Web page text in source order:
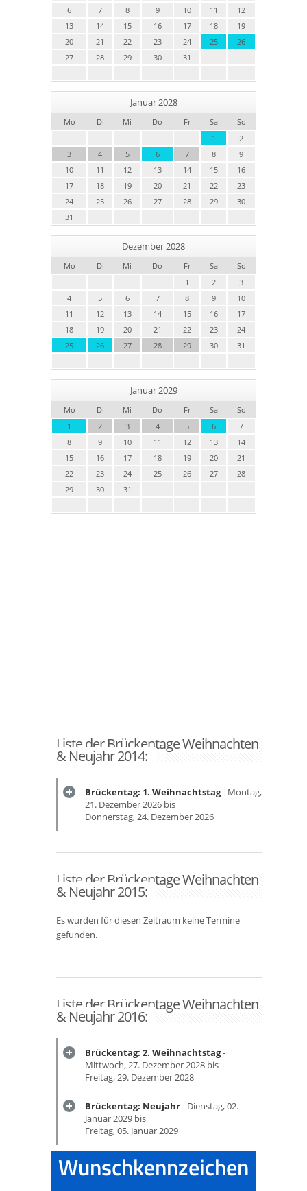
6
7 8 9 10 11
12
13
14 15 16 17 18
19
20
21 22 23 24 25
26
27
28 29 30 31
Januar 2028
Mo Di Mi Do Fr Sa
So
1
2
3
4 5 6 7 8
9
10
11 12 13 14 15
16
17
18 19 20 21 22
23
24
25 26 27 28 29
30
31
Dezember 2028
Mo Di Mi Do Fr Sa
So
1
2
3
4
5 6 7 8 9
10
11
12 13 14 15 16
17
18
19 20 21 22 23
24
25
26 27 28 29 30 31
Januar 2029
Mo Di Mi Do Fr Sa
So
1
2 3 4 5 6
7
8
9 10 11 12 13
14
15
16 17 18 19 20
21
22
23 24 25 26 27
28
29
30 31
Liste der Brückentage Weihnachten
& Neujahr 2014:
Brückentag: 1. Weihnachtstag- Montag,
21. Dezember 2026 bis
Donnerstag, 24. Dezember 2026
Liste der Brückentage Weihnachten
& Neujahr 2015:
Es wurden für diesen Zeitraum keine Termine
gefunden.
Liste der Brückentage Weihnachten
& Neujahr 2016:
Brückentag: 2. Weihnachtstag-
Mittwoch, 27. Dezember 2028 bis
Freitag, 29. Dezember 2028
Brückentag: Neujahr- Dienstag, 02.
Januar 2029 bis
Freitag, 05. Januar 2029